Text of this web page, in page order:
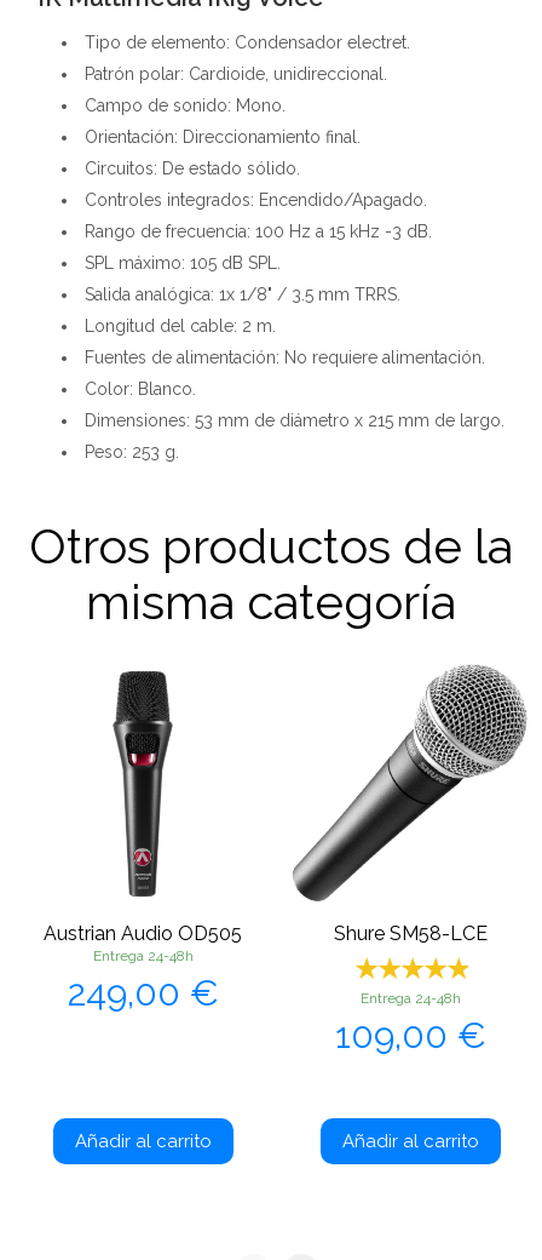
Tipo de elemento: Condensador electret.
Patrón polar: Cardioide, unidireccional.
Campo de sonido: Mono.
Orientación: Direccionamiento final.
Circuitos: De estado sólido.
Controles integrados: Encendido/Apagado.
Rango de frecuencia: 100 Hz a 15 kHz -3 dB.
SPL máximo: 105 dB SPL.
Salida analógica: 1x 1/8" / 3.5 mm TRRS.
Longitud del cable: 2 m.
Fuentes de alimentación: No requiere alimentación.
Color: Blanco.
Dimensiones: 53 mm de diámetro x 215 mm de largo.
Peso: 253 g.
Otros productos de la
misma categoría
Austrian Audio OD505
Entrega 24-48h
Precio
249,00 €
Añadir al carrito
Shure SM58-LCE
Entrega 24-48h
Precio
109,00 €
Añadir al carrito